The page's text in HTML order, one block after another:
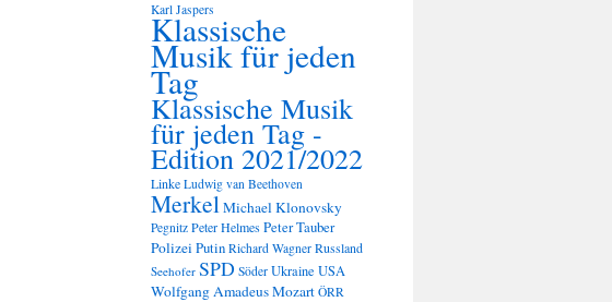
Karl Jaspers
Klassische
Musik für jeden
Tag
Klassische Musik
für jeden Tag -
Edition 2021/2022
Linke Ludwig van Beethoven
MerkelMichael Klonovsky
Pegnitz Peter HelmesPeter Tauber
PolizeiPutin Richard Wagner Russland
Seehofer SPD Söder Ukraine USA
Wolfgang Amadeus Mozart ÖRR